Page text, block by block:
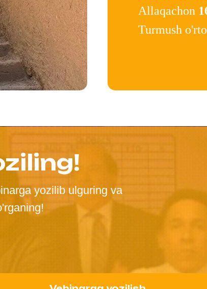
Allaqachon
Turmush
yozilib ulguring va